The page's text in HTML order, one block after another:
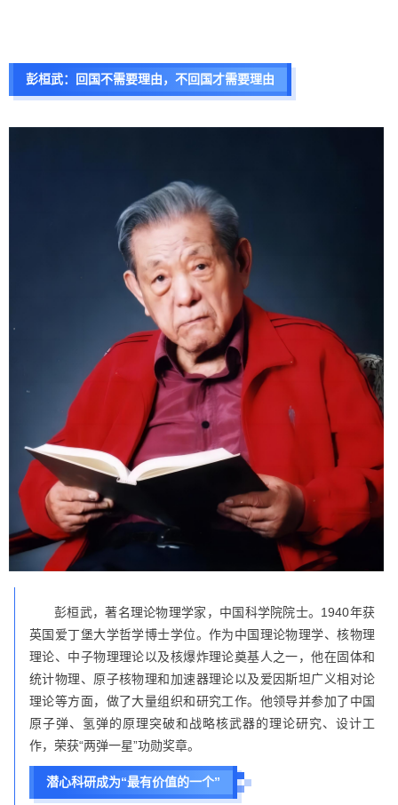
彭桓武： 回国不需要理由，不回国才需要理由
彭桓武，著名理论物理学家，中国科学院院士。1940年获
英国爱丁堡大学哲学博士学位。作为中国理论物理学、核物理
理论、中子物理理论以及核爆炸理论奠基人之一，他在固体和
统计物理、原子核物理和加速器理论以及爱因斯坦广义相对论
理论等方面，做了大量组织和研究工作。他领导并参加了中国
原子弹、氢弹的原理突破和战略核武器的理论研究、设计工
作，荣获“两弹一星”功勋奖章。
潜心科研成为“最有价值的一个”